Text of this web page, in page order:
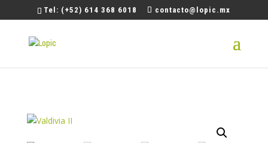
Tel: (+52) 614 368 6018 contacto@lopic.mx